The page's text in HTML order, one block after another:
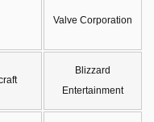
Valve Corporation
Blizzard
Entertainment